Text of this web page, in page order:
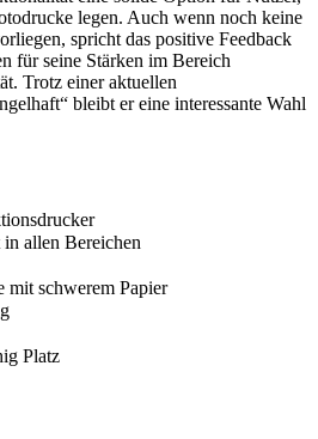
legen. Auch wenn noch keine
spricht das positive Feedback
für seine Stärken im Bereich
Trotz einer aktuellen
bleibt er eine interessante Wahl
allen Bereichen
mit schwerem Papier
Platz